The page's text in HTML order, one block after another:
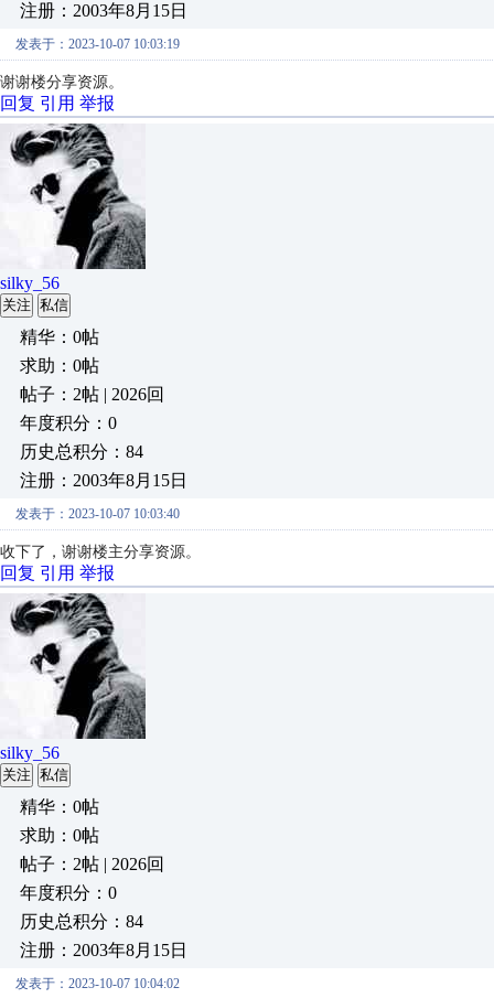
注册：2003年8月15日
发表于：2023-10-07 10:03:19
谢谢楼分享资源。
回复 引用 举报
silky_56
关注 私信
精华：0帖
求助：0帖
帖子：2帖 | 2026回
年度积分：0
历史总积分：84
注册：2003年8月15日
发表于：2023-10-07 10:03:40
收下了， 谢谢楼主分享资源。
回复 引用 举报
silky_56
关注 私信
精华：0帖
求助：0帖
帖子：2帖 | 2026回
年度积分：0
历史总积分：84
注册：2003年8月15日
发表于：2023-10-07 10:04:02